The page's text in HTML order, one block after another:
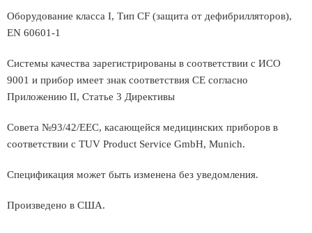
Оборудование класса I, Тип CF (защита от дефибрилляторов),
EN 60601-1
Системы качества зарегистрированы в соответствии с ИСО
9001 и прибор имеет знак соответствия CE согласно
Приложению II, Статье 3 Директивы
Совета №93/42/EEC, касающейся медицинских приборов в
соответствии с TUV Product Service GmbH, Munich.
Спецификация может быть изменена без уведомления.
Произведено в США.